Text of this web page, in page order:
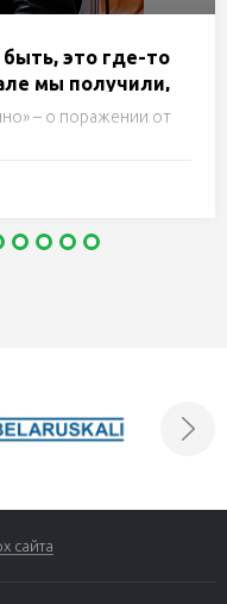
это где-то
мы получили,
игроки
– о поражении от
сайта